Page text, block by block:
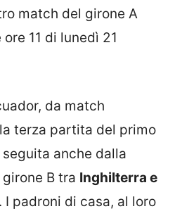
match del girone A
11 di lunedì 21
da match
terza partita del primo
anche dalla
B tra Inghilterra e
I padroni di casa, al loro